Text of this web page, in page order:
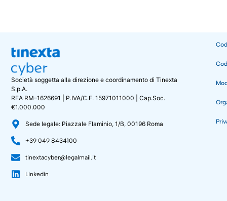
Società soggetta alla direzione e coordinamento di Tinexta
S.p.A.
REA RM–1626691 | P.IVA/C.F. 15971011000 | Cap.Soc.
€1.000.000
Sede legale: Piazzale Flaminio, 1/B, 00196 Roma
+39 049 8434100
tinextacyber@legalmail.it
Linkedin